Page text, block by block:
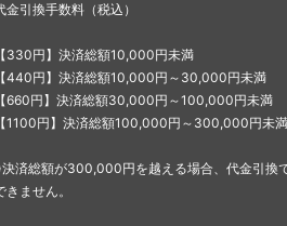
金引換手数料（税込）
【330円】決済総額10,000円未満
【440円】決済総額10,000円～30,000円未満
【660円】決済総額30,000円～100,000円未満
【1100円】決済総額100,000円～300,000円未満
済総額が300,000円を越える場合、代金引換
きません。